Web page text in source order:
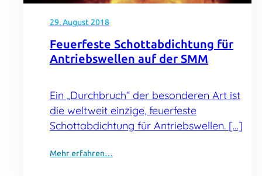
29. August 2018
Feuerfeste Schottabdichtung für
Antriebswellen auf der SMM
Ein „Durchbruch“ der besonderen Art ist
die weltweit einzige, feuerfeste
Schottabdichtung für Antriebswellen. […]
Mehr erfahren…